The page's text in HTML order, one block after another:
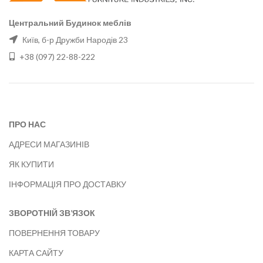
Центральний Будинок меблів
Київ, б-р Дружби Народів 23
+38 (097) 22-88-222
ПРО НАС
АДРЕСИ МАГАЗИНІВ
ЯК КУПИТИ
ІНФОРМАЦІЯ ПРО ДОСТАВКУ
ЗВОРОТНІЙ ЗВ’ЯЗОК
ПОВЕРНЕННЯ ТОВАРУ
КАРТА САЙТУ